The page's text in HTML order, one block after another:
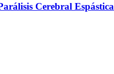
Cerebral Espástica